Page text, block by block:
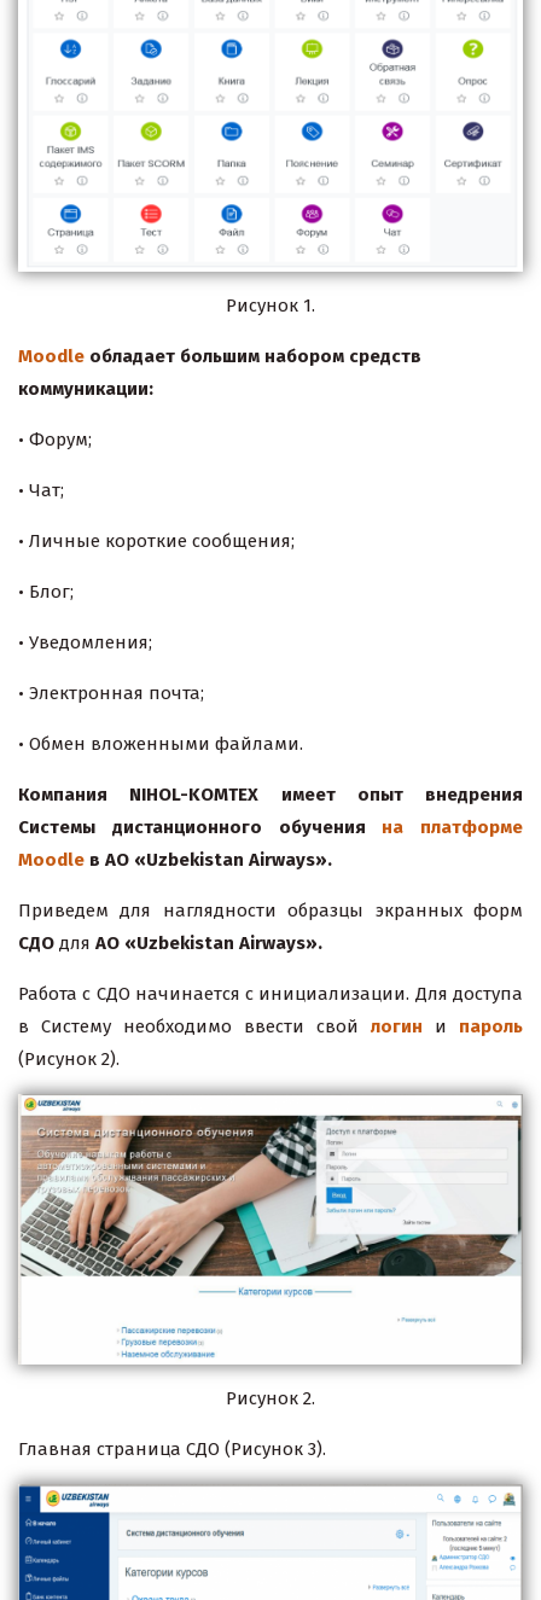
Рисунок 1.
Moodle обладает большим набором средств
коммуникации:
• Форум;
• Чат;
• Личные короткие сообщения;
• Блог;
• Уведомления;
• Электронная почта;
• Обмен вложенными файлами.
Компания NIHOL-KOMTEX имеет опыт внедрения
Системы дистанционного обучения на платформе
Moodle в АО «Uzbekistan Airways».
Приведем для наглядности образцы экранных форм
СДО для АО «Uzbekistan Airways».
Работа с СДО начинается с инициализации. Для доступа
в Систему необходимо ввести свой логин и пароль
(Рисунок 2).
Рисунок 2.
Главная страница СДО (Рисунок 3).